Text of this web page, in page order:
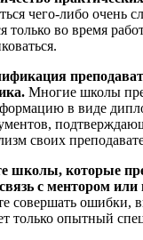
чего-либо очень
только во время
Многие школы
в виде
своих
школы, которые
с ментором или
совершать ошибки,
только опытный